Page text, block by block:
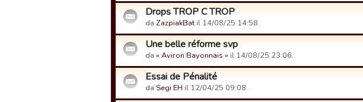
Drops TROP C TROP
da ZazpiakBatil 14/08/25 14:58.
Une belle réforme svp
da « Aviron Bayonnais » il 14/08/25 23:06.
Essai de Pénalité
da Segi EH il 12/04/25 09:08.